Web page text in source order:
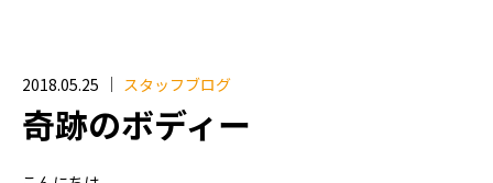
2018.05.25 スタッフブログ
奇跡のボディー